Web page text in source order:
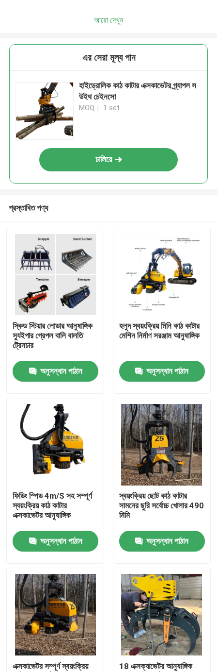
পণ্য
আমাদের সম্পর্কে
মান নিয়ন্ত্রণ
আমাদের সাথে যোগাযোগ করুন
খবর
উদ্ধৃতির জন্য আবেদন
হাইটপ মিনি এক্সকাভেটর
ছোট হাইড্রোলিক খননকারী
আরো দেখুন
এর সেরা মূল্য পান
হাইড্রোলিক কাঠ কাটার এক্সকাভেটর গ্র্যাপল স
উইথ চেইনসো
MOQ： 1 set
চালিয়ে
প্রস্তাবিত পণ্য
স্কিড স্টিয়ার লোডার আনুষাঙ্গিক
স্যুইপার গ্রেপল বালি বালতি
ট্রেনচার
অনুসন্ধান পাঠান
হলুদ স্বয়ংক্রিয় মিনি কাঠ কাটার
মেশিন নির্মাণ সরঞ্জাম আনুষাঙ্গিক
অনুসন্ধান পাঠান
ফিডিং স্পিড 4m/S সহ সম্পূর্ণ
স্বয়ংক্রিয় কাঠ কাটার
এক্সকাভেটর আনুষাঙ্গিক
অনুসন্ধান পাঠান
স্বয়ংক্রিয় ছোট কাঠ কাটার
সামনের ছুরি সর্বোচ্চ খোলার 490
মিমি
অনুসন্ধান পাঠান
এক্সকাভেটর সম্পূর্ণ স্বয়ংক্রিয়
18 এক্সক্যাভেটর আনুষাঙ্গিক